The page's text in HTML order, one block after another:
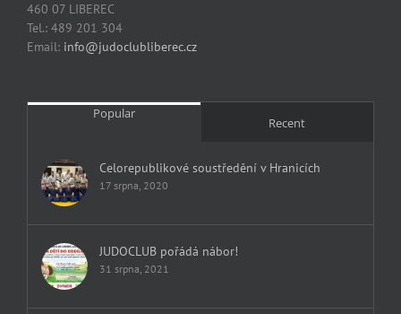
460 07 LIBEREC
Tel.: 489 201 304
Email: info@judoclubliberec.cz
Popular
Recent
Celorepublikové soustředění v Hranicích
17 srpna, 2020
JUDOCLUB pořádá nábor!
31 srpna, 2021